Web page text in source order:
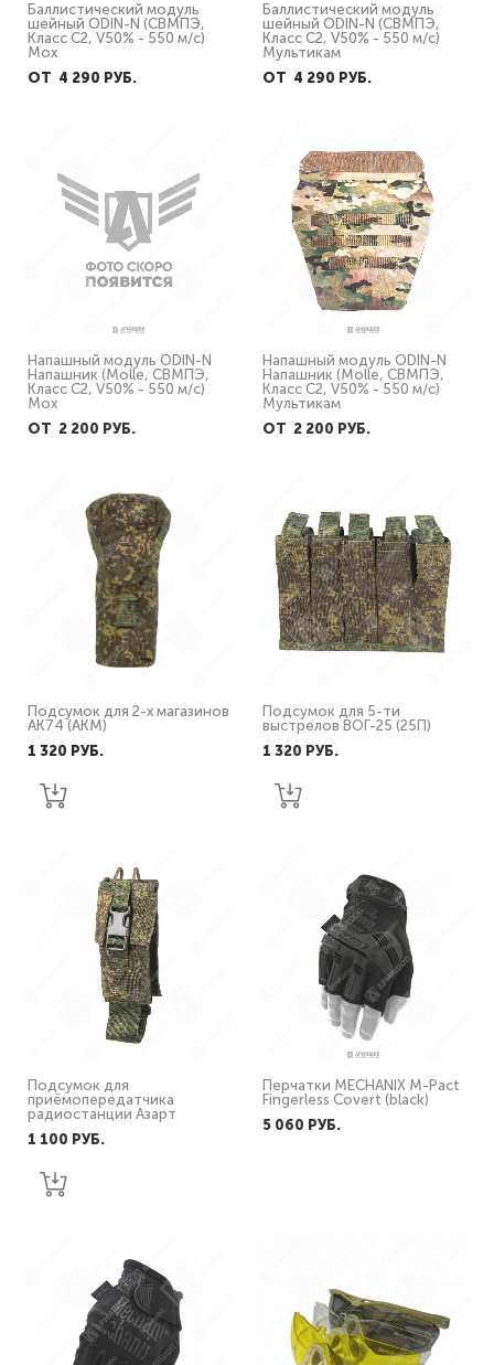
Баллистический модуль
шейный ODIN-N (СВМПЭ,
Класс С2, V50% - 550 м/с)
Мох
ОТ 4 290 PУБ.
Баллистический модуль
шейный ODIN-N (СВМПЭ,
Класс С2, V50% - 550 м/с)
Мультикам
ОТ 4 290 PУБ.
Напашный модуль ODIN-N
Напашник (Molle, СВМПЭ,
Класс С2, V50% - 550 м/с)
Мох
ОТ 2 200 PУБ.
Напашный модуль ODIN-N
Напашник (Molle, СВМПЭ,
Класс С2, V50% - 550 м/с)
Мультикам
ОТ 2 200 PУБ.
Подсумок для 2-х магазинов
АК74 (АКМ)
1 320 PУБ.
Подсумок для 5-ти
выстрелов ВОГ-25 (25П)
1 320 PУБ.
Подсумок для
приёмопередатчика
радиостанции Азарт
1 100 PУБ.
Перчатки MECHANIX M-Pact
Fingerless Covert (black)
5 060 PУБ.